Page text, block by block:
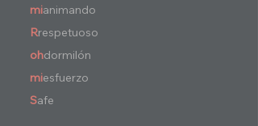
mianimando
Rrespetuoso
ohdormilón
miesfuerzo
Safe